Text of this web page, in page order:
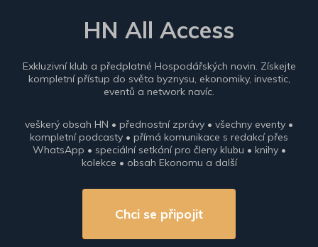
HN All Access
Exkluzivní klub a předplatné Hospodářských novin. Získejte
kompletní přístup do světa byznysu, ekonomiky, investic,
eventů a network navíc.
veškerý obsah HN • přednostní zprávy • všechny eventy •
kompletní podcasty • přímá komunikace s redakcí přes
WhatsApp • speciální setkání pro členy klubu • knihy •
kolekce • obsah Ekonomu a další
Chci se připojit